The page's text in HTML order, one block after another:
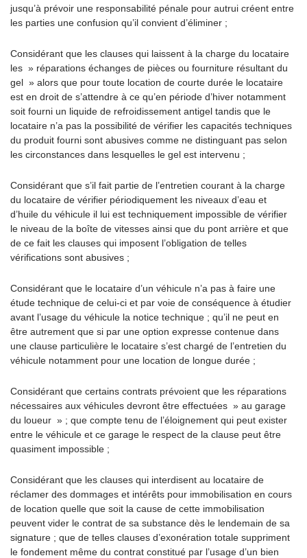
jusqu’à prévoir une responsabilité pénale pour autrui créent entre
les parties une confusion qu’il convient d’éliminer ;
Considérant que les clauses qui laissent à la charge du locataire
les » réparations échanges de pièces ou fourniture résultant du
gel » alors que pour toute location de courte durée le locataire
est en droit de s’attendre à ce qu’en période d’hiver notamment
soit fourni un liquide de refroidissement antigel tandis que le
locataire n’a pas la possibilité de vérifier les capacités techniques
du produit fourni sont abusives comme ne distinguant pas selon
les circonstances dans lesquelles le gel est intervenu ;
Considérant que s’il fait partie de l’entretien courant à la charge
du locataire de vérifier périodiquement les niveaux d’eau et
d’huile du véhicule il lui est techniquement impossible de vérifier
le niveau de la boîte de vitesses ainsi que du pont arrière et que
de ce fait les clauses qui imposent l’obligation de telles
vérifications sont abusives ;
Considérant que le locataire d’un véhicule n’a pas à faire une
étude technique de celui-ci et par voie de conséquence à étudier
avant l’usage du véhicule la notice technique ; qu’il ne peut en
être autrement que si par une option expresse contenue dans
une clause particulière le locataire s’est chargé de l’entretien du
véhicule notamment pour une location de longue durée ;
Considérant que certains contrats prévoient que les réparations
nécessaires aux véhicules devront être effectuées » au garage
du loueur » ; que compte tenu de l’éloignement qui peut exister
entre le véhicule et ce garage le respect de la clause peut être
quasiment impossible ;
Considérant que les clauses qui interdisent au locataire de
réclamer des dommages et intérêts pour immobilisation en cours
de location quelle que soit la cause de cette immobilisation
peuvent vider le contrat de sa substance dès le lendemain de sa
signature ; que de telles clauses d’exonération totale suppriment
le fondement même du contrat constitué par l’usage d’un bien